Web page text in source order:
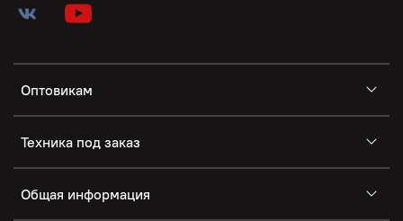
Оптовикам
Техника под заказ
Общая информация